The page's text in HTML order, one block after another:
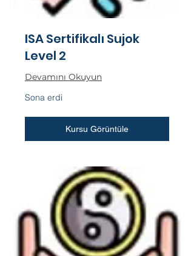
ISA Sertifikalı Sujok
Level 2
Devamını Okuyun
Sona erdi
Kursu Görüntüle